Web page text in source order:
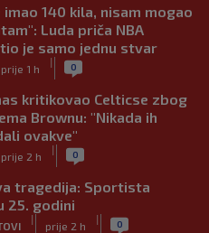
imao 140 kila, nisam mogao
Luda priča NBA
je samo jednu stvar
prije 1 h
| 0
kritikovao Celticse zbog
Brownu: "Nikada ih
ovakve"
prije 2 h
| 0
tragedija: Sportista
25. godini
|
prije 2 h
| 0